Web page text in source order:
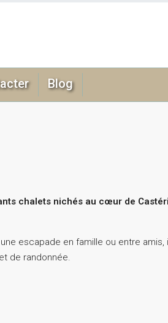
Blog
chalets nichés au cœur de
escapade en famille ou entre amis,
de randonnée.